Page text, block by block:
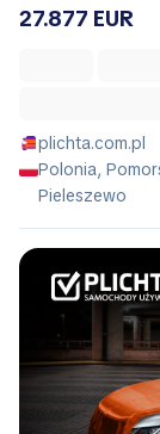
27.877 EUR
plichta.com.pl
Polonia,
Pieleszewo